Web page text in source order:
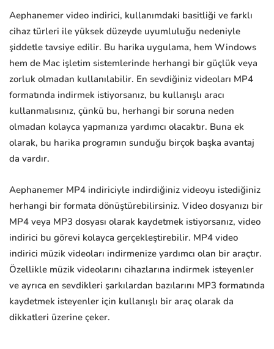
Aephanemer video indirici, kullanımdaki basitliği ve farklı
cihaz türleri ile yüksek düzeyde uyumluluğu nedeniyle
şiddetle tavsiye edilir. Bu harika uygulama, hem Windows
hem de Mac işletim sistemlerinde herhangi bir güçlük veya
zorluk olmadan kullanılabilir. En sevdiğiniz videoları MP4
formatında indirmek istiyorsanız, bu kullanışlı aracı
kullanmalısınız, çünkü bu, herhangi bir soruna neden
olmadan kolayca yapmanıza yardımcı olacaktır. Buna ek
olarak, bu harika programın sunduğu birçok başka avantaj
da vardır.
Aephanemer MP4 indiriciyle indirdiğiniz videoyu istediğiniz
herhangi bir formata dönüştürebilirsiniz. Video dosyanızı bir
MP4 veya MP3 dosyası olarak kaydetmek istiyorsanız, video
indirici bu görevi kolayca gerçekleştirebilir. MP4 video
indirici müzik videoları indirmenize yardımcı olan bir araçtır.
Özellikle müzik videolarını cihazlarına indirmek isteyenler
ve ayrıca en sevdikleri şarkılardan bazılarını MP3 formatında
kaydetmek isteyenler için kullanışlı bir araç olarak da
dikkatleri üzerine çeker.